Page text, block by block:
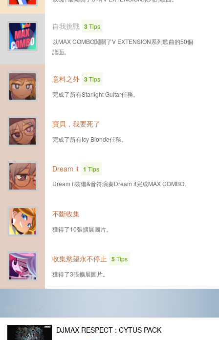
自我挑戰 3Tips
以MAX COMBO闖關了V EXTENSION系列歌曲的50個
譜面。
意料之外 3Tips
完成了所有Starlight Guitar任務。
寶貝，我要死了
完成了所有Icy Blonde任務。
Dream it 1 Tips
Dream it裝備&音符演奏Dream it完成MAX COMBO。
不斷收集
獲得了10張擴展圖片。
收集慾望永不停止 5Tips
獲得了3張擴展圖片。
DJMAX RESPECT : CYTUS PACK